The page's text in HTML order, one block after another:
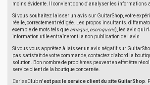
moins évidente. Il convient donc d'analyser les informations
Si vous souhaitez laisser un avis sur GuitarShop, votre
réelle, correctement rédigée. Les propos insultants,
exemple de mots tels que arnaque, escroquerie), les avis qui
information utile entraîneront la non publication de l'avis.
Si vous vous apprêtez à laisser un avis négatif sur
pas satisfait de votre commande, contactez d'abord la
solution. Bon nombre de problèmes peuvent en effet être
service client de la boutique concernée.
CeriseClubn'est pas le service client du site GuitarShop .